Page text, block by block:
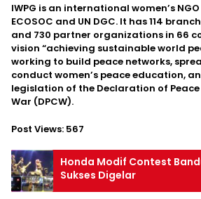
IWPG is an international women’s
ECOSOC and UN DGC. It has 114
and 730 partner organizations in 66
vision “achieving sustainable world
working to build peace networks,
conduct women’s peace education,
legislation of the Declaration of
War (DPCW).
Post Views: 567
Honda Modif Contest
Sukses Digelar